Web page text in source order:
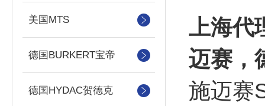
美国MTS
德国BURKERT宝帝
德国HYDAC贺德克
上海代
迈赛，
施迈赛